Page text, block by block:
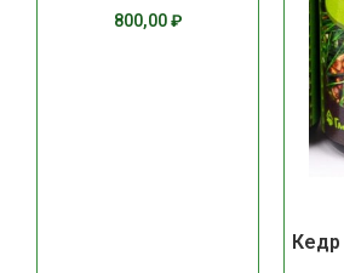
800,00₽